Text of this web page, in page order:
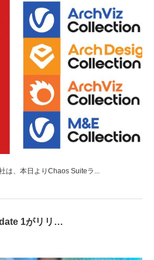
、本日よりChaos Suiteラ...
1がリリ…